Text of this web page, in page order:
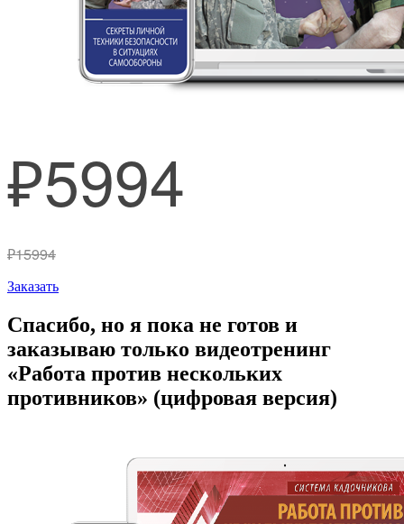
₽5994
₽15994
Заказать
Спасибо, но я пока не готов и
заказываю только видеотренинг
«Работа против нескольких
противников» (цифровая версия)